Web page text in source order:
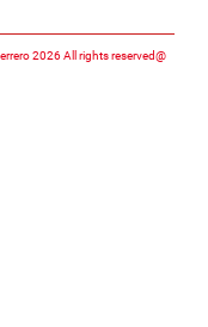
@Ferrero 2026 All rights reserved.